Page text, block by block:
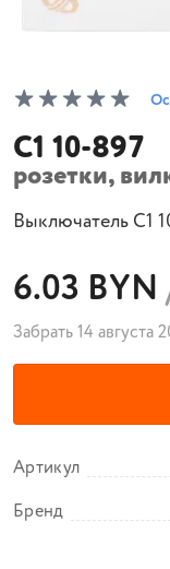
С1 10-897
розетки,
Выключатель С1
6.03 BYN
Забрать 14 августа
Артикул
Бренд